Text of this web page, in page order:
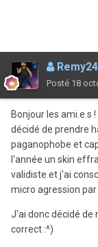
Posté 18
Bonjour les ami.e.s
décidé de prendre
paganophobe et
l'année un skin
validiste et j'ai
micro agression
J'ai donc décidé
correct :^)